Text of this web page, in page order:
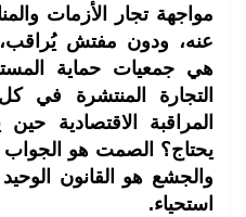
مواجهة تجار الأزمات
عنه، ودون مفتش
هي جمعيات حماية
التجارة المنتشرة في
المراقبة الاقتصادية
يحتاج؟ الصمت هو الجواب
والجشع هو القانون
استحياء.